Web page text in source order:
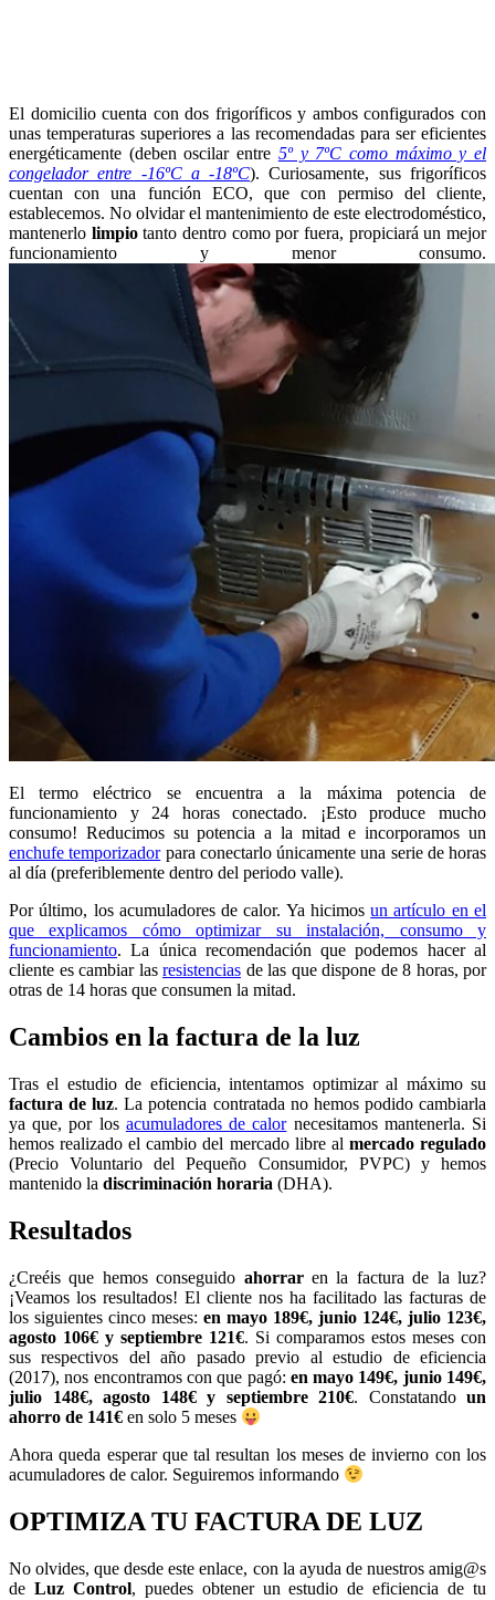
El domicilio cuenta con dos frigoríficos y ambos configurados con
unas temperaturas superiores a las recomendadas para ser eficientes
energéticamente (deben oscilar entre 5º y 7ºC como máximo y el
congelador entre -16ºC a -18ºC). Curiosamente, sus frigoríficos
cuentan con una función ECO, que con permiso del cliente,
establecemos. No olvidar el mantenimiento de este electrodoméstico,
mantenerlo limpiotanto dentro como por fuera, propiciará un mejor
funcionamiento y menor consumo.
El termo eléctrico se encuentra a la máxima potencia de
funcionamiento y 24 horas conectado. ¡Esto produce mucho
consumo! Reducimos su potencia a la mitad e incorporamos un
enchufe temporizadorpara conectarlo únicamente una serie de horas
al día (preferiblemente dentro del periodo valle).
Por último, los acumuladores de calor. Ya hicimosun artículo en el
que explicamos cómo optimizar su instalación, consumo y
funcionamiento. La única recomendación que podemos hacer al
cliente es cambiar las resistencias de las que dispone de 8 horas, por
otras de 14 horas que consumen la mitad.
Cambios en la factura de la luz
Tras el estudio de eficiencia, intentamos optimizar al máximo su
factura de luz. La potencia contratada no hemos podido cambiarla
ya que, por los acumuladores de calornecesitamos mantenerla. Si
hemos realizado el cambio del mercado libre al mercado regulado
(Precio Voluntario del Pequeño Consumidor, PVPC) y hemos
mantenido la discriminación horaria (DHA).
Resultados
¿Creéis que hemos conseguido ahorraren la factura de la luz?
¡Veamos los resultados! El cliente nos ha facilitado las facturas de
los siguientes cinco meses: en mayo 189€, junio 124€, julio 123€,
agosto 106€ y septiembre 121€. Si comparamos estos meses con
sus respectivos del año pasado previo al estudio de eficiencia
(2017), nos encontramos con que pagó: en mayo 149€, junio 149€,
julio 148€, agosto 148€ y septiembre 210€. Constatando un
ahorro de 141€ en solo 5 meses
Ahora queda esperar que tal resultan los meses de invierno con los
acumuladores de calor. Seguiremos informando
OPTIMIZA TU FACTURA DE LUZ
No olvides, que desde este enlace, con la ayuda de nuestros amig@s
de Luz Control, puedes obtener un estudio de eficiencia de tu